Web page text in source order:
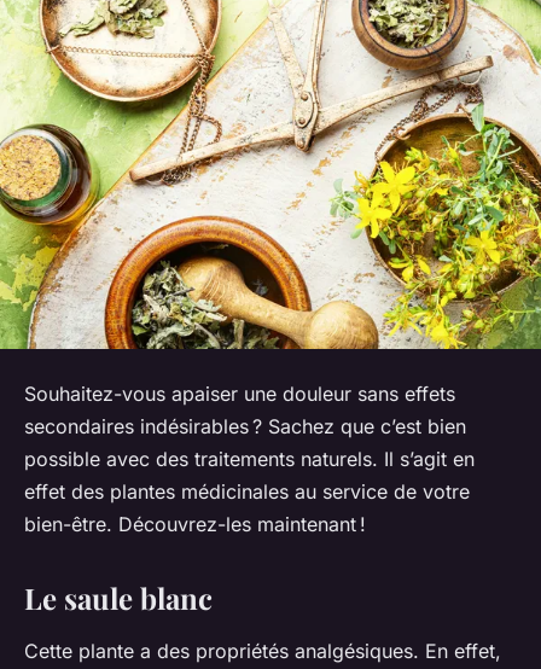
Souhaitez-vous apaiser une douleur sans effets
secondaires indésirables ? Sachez que c’est bien
possible avec des traitements naturels. Il s’agit en
effet des plantes médicinales au service de votre
bien-être. Découvrez-les maintenant !
Le saule blanc
Cette plante a des propriétés analgésiques. En effet,